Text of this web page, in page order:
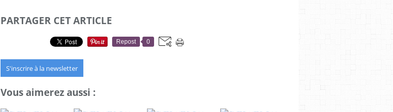
PARTAGER CET ARTICLE
Repost 0
S'inscrire à la newsletter
Vous aimerez aussi :